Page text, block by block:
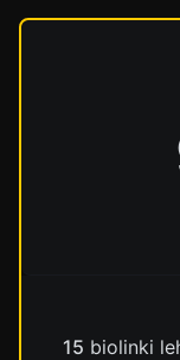
15 biolinki